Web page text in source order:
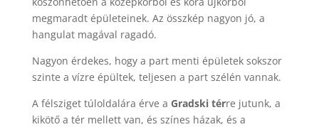
megmaradt épületeinek. Az összkép nagyon jó, a
hangulat magával ragadó.
Nagyon érdekes, hogy a part menti épületek sokszor
szinte a vízre épültek, teljesen a part szélén vannak.
A félsziget túloldalára érve a Gradski térre jutunk, a
kikötő a tér mellett van, és színes házak, és a